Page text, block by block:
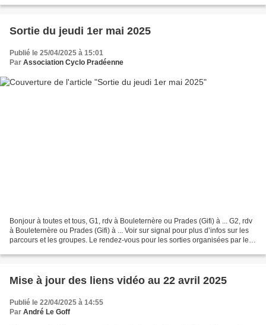
Sortie du jeudi 1er mai 2025
Publié le 25/04/2025 à 15:01
Par Association Cyclo Pradéenne
Bonjour à toutes et tous, G1, rdv à Bouleternère ou Prades (Gifi) à ... G2, rdv
à Bouleternère ou Prades (Gifi) à ... Voir sur signal pour plus d’infos sur les
parcours et les groupes. Le rendez-vous pour les sorties organisées par le
Mise à jour des liens vidéo au 22 avril 2025
Publié le 22/04/2025 à 14:55
Par André Le Goff